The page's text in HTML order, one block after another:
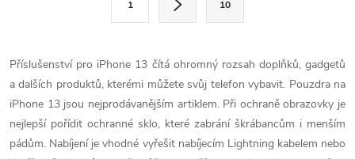
d
a
c
í
á
n
k
o
v
1 10
Příslušenství pro iPhone 13 čítá ohromný rozsah doplňků, gadgetů
a dalších produktů, kterémi můžete svůj telefon vybavit. Pouzdra na
iPhone 13 jsou nejprodávanějším artiklem. Při ochraně obrazovky je
nejlepší pořídit ochranné sklo, které zabrání škrábancům i menším
pádům. Nabíjení je vhodné vyřešit nabíjecím Lightning kabelem nebo